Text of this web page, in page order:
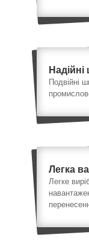
Подвійні
Легка
Легке